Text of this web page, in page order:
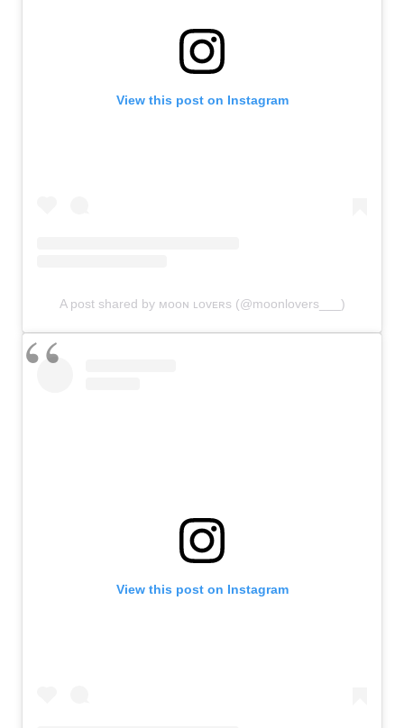
View this post on Instagram
A post shared by ᴍᴏᴏɴ ʟᴏᴠᴇʀs (@moonlovers___)
View this post on Instagram